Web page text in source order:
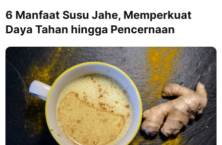
6 Manfaat Susu Jahe, Memperkuat
Daya Tahan hingga Pencernaan